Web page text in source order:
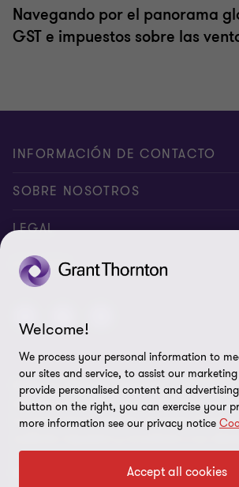
Navegando por el panorama
GST e impuestos sobre las
INFORMACIÓN DE CONTACTO
Contáctenos
Alcance Global
SOBRE NOSOTROS
Sobre Nosotros
¿Por qué Grant Thornton?
Servicios
Empleo
LEGAL
Políticas de Privacidad
Disclaimer
Preferencias de cookies
FOLLOW
© Gómez, Marqués y Asociados. J-
derechos reservados. “Grant Thornton” se
la cual las firmas miembro de Grant Thornton
una o más firmas miembro, según lo
Marquis y Asociados es una firma miembro
Welcome!
We process your personal information to
our sites and service, to assist our
provide personalised content and
button on the right, you can exercise your
more information see our privacy notice
Accept all cookies